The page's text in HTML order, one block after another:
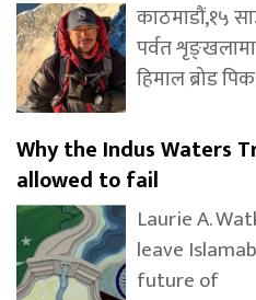
काठमाडौं,१५
पर्वत
हिमाल ब्रोड
Why the Indus Waters
allowed to fail
Laurie A.
leave
future of